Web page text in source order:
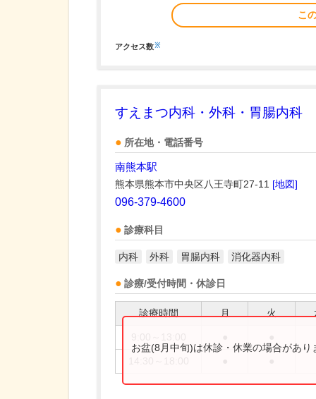
こ
アクセス数※
すえまつ内科・外科・胃腸内科
所在地・電話番号
南熊本駅
熊本県熊本市中央区八王寺町27-11 [地図]
096-379-4600
診療科目
内科 外科 胃腸内科 消化器内科
診療/受付時間・休診日
診療時間 月 火
お盆(8月中旬)は休診・休業の場合があ